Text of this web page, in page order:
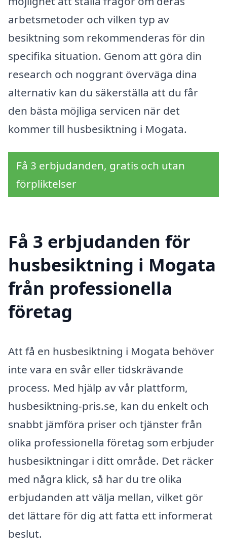
arbetsmetoder och vilken typ av
besiktning som rekommenderas för din
specifika situation. Genom att göra din
research och noggrant överväga dina
alternativ kan du säkerställa att du får
den bästa möjliga servicen när det
kommer till husbesiktning i Mogata.
Få 3 erbjudanden, gratis och utan
förpliktelser
Få 3 erbjudanden för
husbesiktning i Mogata
från professionella
företag
Att få en husbesiktning i Mogata behöver
inte vara en svår eller tidskrävande
process. Med hjälp av vår plattform,
husbesiktning-pris.se, kan du enkelt och
snabbt jämföra priser och tjänster från
olika professionella företag som erbjuder
husbesiktningar i ditt område. Det räcker
med några klick, så har du tre olika
erbjudanden att välja mellan, vilket gör
det lättare för dig att fatta ett informerat
beslut.